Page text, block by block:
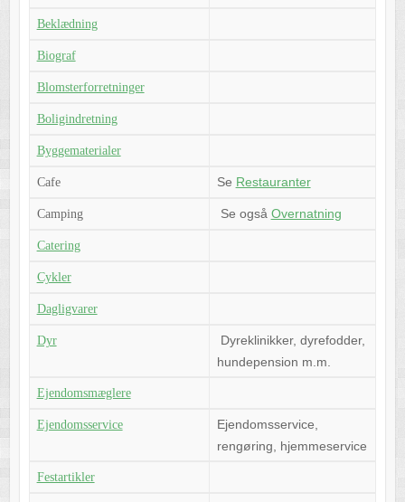
Beklædning
Biograf
Blomsterforretninger
Boligindretning
Byggematerialer
Cafe Se Restauranter
Camping Se også Overnatning
Catering
Cykler
Dagligvarer
Dyr
Dyreklinikker, dyrefodder,
hundepension m.m.
Ejendomsmæglere
Ejendomsservice
Ejendomsservice,
rengøring, hjemmeservice
Festartikler